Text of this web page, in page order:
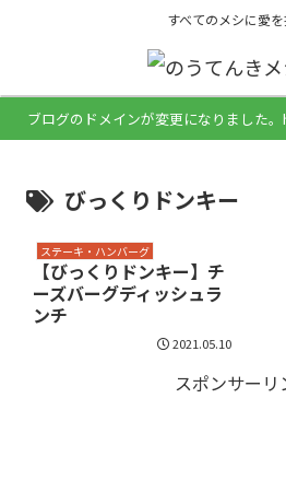
すべてのメシに愛
ブログのドメインが変更になりました
びっくりドンキー
ステーキ・ハンバーグ
【びっくりドンキー】チ
ーズバーグディッシュラ
ンチ
2021.05.10
スポンサーリ